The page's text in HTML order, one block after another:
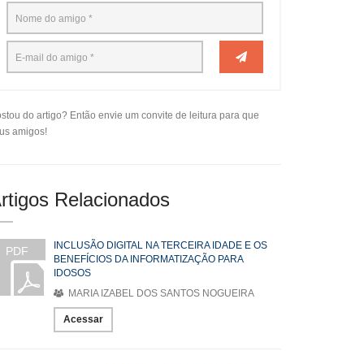
do artigo? Então envie um convite de leitura para que
amigos!
Relacionados
PDF
INCLUSÃO DIGITAL NA TERCEIRA IDADE E OS
BENEFÍCIOS DA INFORMATIZAÇÃO PARA
IDOSOS
MARIA IZABEL DOS SANTOS NOGUEIRA
Acessar